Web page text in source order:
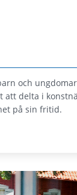
och
att delta i
på sin fritid.